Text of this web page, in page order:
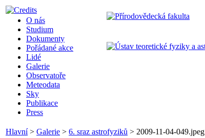
O nás
Studium
Dokumenty
Pořádané akce
Lidé
Galerie
Observatoře
Meteodata
Sky
Publikace
Press
Hlavní> Galerie > 6. sraz astrofyziků > 2009-11-04-049.jpeg